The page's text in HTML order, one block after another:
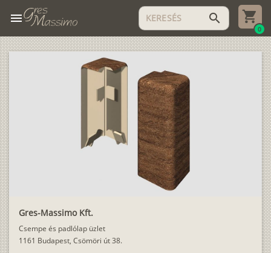
menu search
0
Gres-Massimo Kft.
Csempe és padlólap üzlet
1161 Budapest, Csömöri út 38.